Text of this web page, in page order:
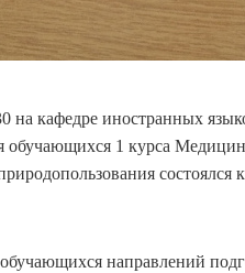
на кафедре иностранных
обучающихся 1 курса
состоялся
направлений